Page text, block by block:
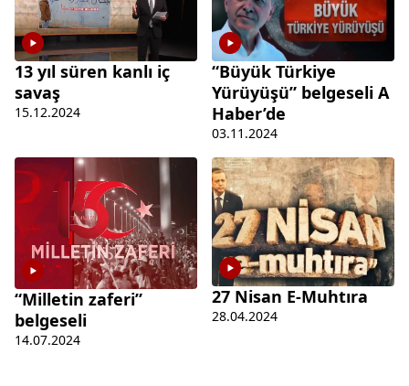
13 yıl süren kanlı iç
savaş
15.12.2024
“Büyük Türkiye
Yürüyüşü” belgeseli A
Haber’de
03.11.2024
“Milletin zaferi”
belgeseli
14.07.2024
27 Nisan E-Muhtıra
28.04.2024